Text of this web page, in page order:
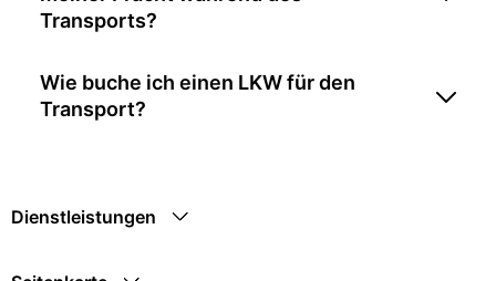
Transports?
Wie buche ich einen LKW für den
Transport?
Dienstleistungen